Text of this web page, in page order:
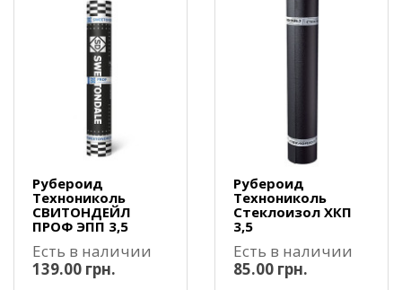
Рубероид
Технониколь
СВИТОНДЕЙЛ
ПРОФ ЭПП 3,5
Есть в наличии
139.00 грн.
Рубероид
Технониколь
Стеклоизол ХКП
3,5
Есть в наличии
85.00 грн.